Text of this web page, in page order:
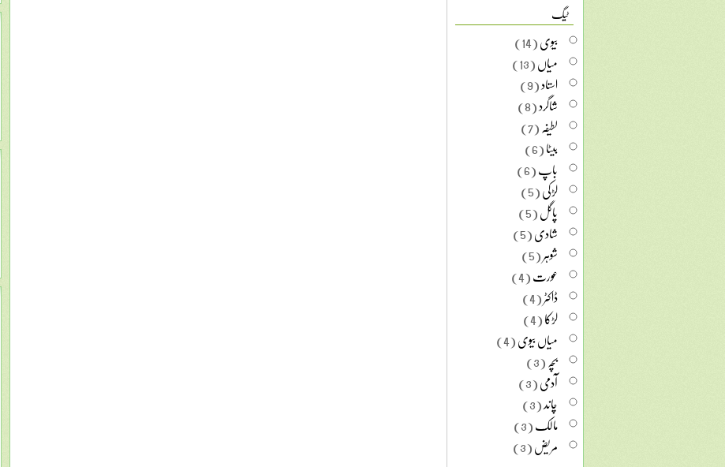
ٹیگ
بیوی(14)
میاں(13)
استاد(9)
شاگرد(8)
لطیفہ(7)
بیٹا(6)
باپ(6)
لڑکی(5)
پاگل(5)
شادی(5)
شوہر(5)
عورت(4)
ڈاکٹر(4)
لڑکا(4)
میاں بیوی(4)
بچہ(3)
آدمی(3)
چاند(3)
مالک(3)
مریض(3)